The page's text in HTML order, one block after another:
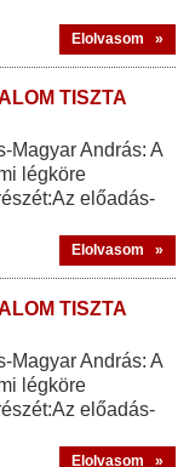
Elolvasom »
TISZTA
Magyar András: A
légköre
előadás-
Elolvasom »
TISZTA
Magyar András: A
légköre
előadás-
Elolvasom »